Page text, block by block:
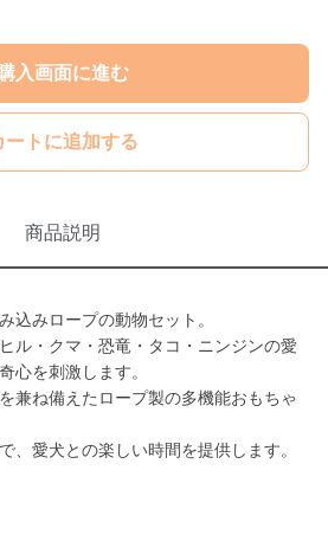
購入画面に進む
ートに追加する
商品説明
込みロープの動物セット。
ル・クマ・恐竜・タコ・ニンジンの愛
心を刺激します。
兼ね備えたロープ製の多機能おもちゃ
、愛犬との楽しい時間を提供します。